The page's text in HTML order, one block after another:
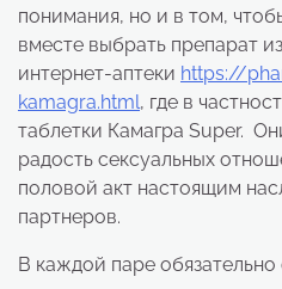
понимания, но и в том,
вместе выбрать препарат
интернет-аптеки https://
kamagra.html, где в
таблетки Камагра Super.
радость сексуальных
половой акт настоящим
партнеров.
В каждой паре